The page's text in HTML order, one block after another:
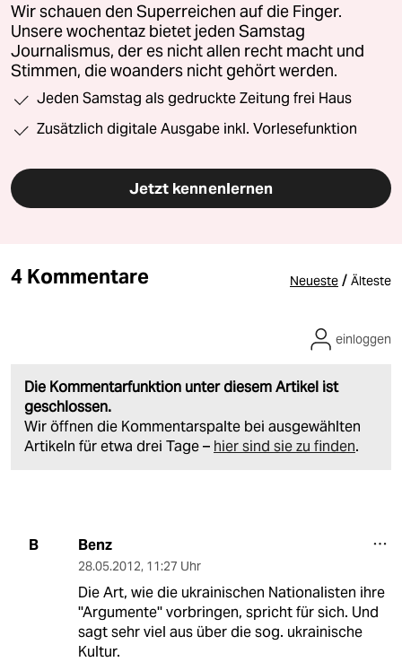
Wir schauen den Superreichen auf die Finger.
Unsere wochentaz bietet jeden Samstag
Journalismus, der es nicht allen recht macht und
Stimmen, die woanders nicht gehört werden.
Jeden Samstag als gedruckte Zeitung frei Haus
Zusätzlich digitale Ausgabe inkl. Vorlesefunktion
Jetzt kennenlernen
4 Kommentare Neueste / Älteste
Die Kommentarfunktion unter diesem Artikel ist
geschlossen.
Wir öffnen die Kommentarspalte bei ausgewählten
Artikeln für etwa drei Tage – hier sind sie zu finden.
einloggen
B Benz
28.05.2012, 11:27 Uhr
Die Art, wie die ukrainischen Nationalisten ihre
''Argumente'' vorbringen, spricht für sich. Und
sagt sehr viel aus über die sog. ukrainische
Kultur.